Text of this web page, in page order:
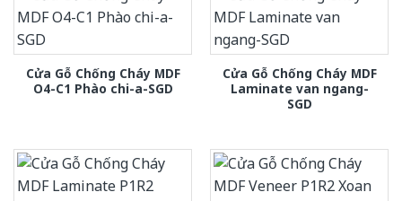
Cửa Gỗ Chống Cháy MDF
O4-C1 Phào chi-a-SGD
Cửa Gỗ Chống Cháy MDF
Laminate van ngang-
SGD